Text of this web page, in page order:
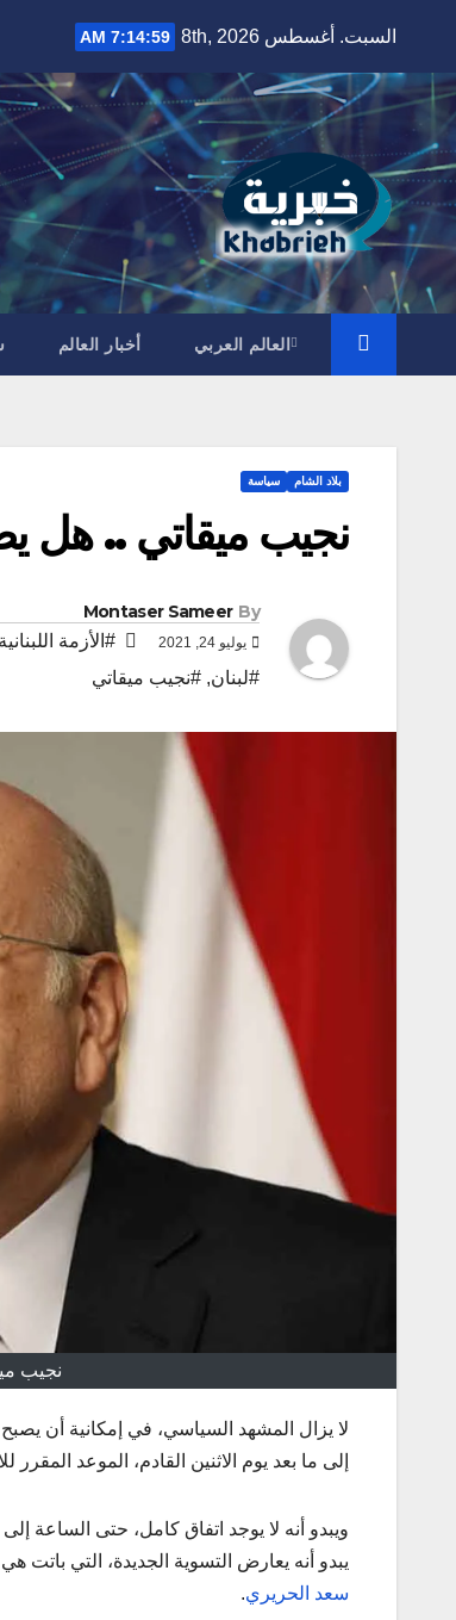
content
السبت. أغسطس 8th, 2026 7:15:00 AM
العالم العربي أخبار العالم
بلاد الشام سياسة
نجيب ميقاتي .. هل
By
Montaser Sameer
يوليو 24, 2021 #الأزمة اللبنانية
#لبنان, #نجيب ميقاتي
نجيب
لا يزال المشهد السياسي، في إمكانية أن
إلى ما بعد يوم الاثنين القادم، الموعد
ويبدو أنه لا يوجد اتفاق كامل، حتى الساعة
يبدو أنه يعارض التسوية الجديدة، التي
سعد الحريري.